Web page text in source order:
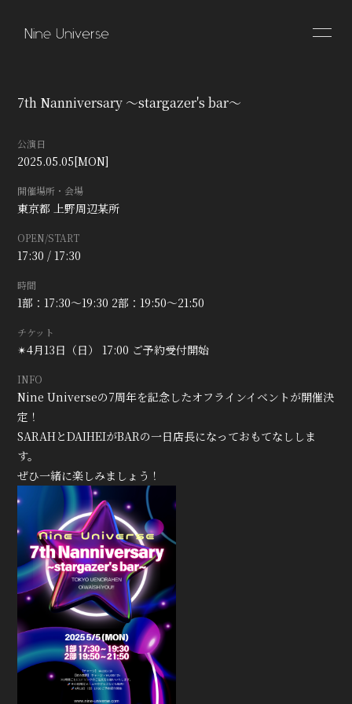
VIDEO
7th Nanniversary 〜stargazer's bar〜
公演日
2025.05.05[MON]
開催場所・会場
東京都上野周辺某所
OPEN/START
17:30 / 17:30
時間
1部：17:30〜19:30 2部：19:50〜21:50
チケット
✴︎4月13日（日） 17:00 ご予約受付開始
INFO
Nine Universeの7周年を記念したオフラインイベントが開催決
定！
SARAHとDAIHEIがBARの一日店長になっておもてなししま
す。
ぜひ一緒に楽しみましょう！